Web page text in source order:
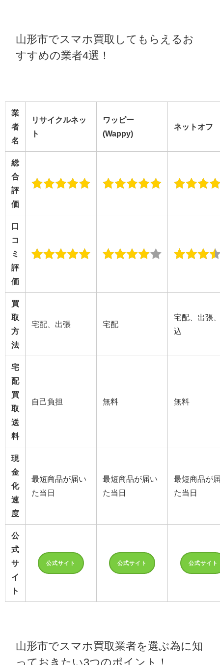
山形市でスマホ買取してもらえるお
すすめの業者4選！
業
者
名
リサイクルネッ
ト
ワッピー
(Wappy)
ネットオフ
総
合
評
価
口
コ
ミ
評
価
買
取
方
法
宅配、出張 宅配
宅配、出張
込
宅
配
買
取
送
料
自己負担 無料 無料
現
金
化
速
度
最短商品が届い
た当日
最短商品が届い
た当日
最短商品が
た当日
公
式
サ
イ
ト
公式サイト 公式サイト 公式サイト
山形市でスマホ買取業者を選ぶ為に知
っておきたい3つのポイント！